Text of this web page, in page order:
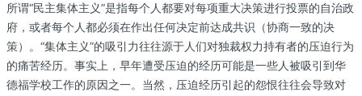
所谓“民主集体主义”是指每个人都要对每项重大决策进行投票的自治政
府，或者每个人都必须在作出任何决定前达成共识（协商一致的决
策）。“集体主义”的吸引力往往源于人们对独裁权力持有者的压迫行为
的痛苦经历。事实上，早年遭受压迫的经历可能是一些人被吸引到华
德福学校工作的原因之一。当然，压迫经历引起的怨恨往往会导致对